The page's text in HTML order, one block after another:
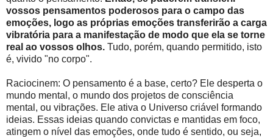
vossos pensamentos poderosos para o campo das
emoções, logo as próprias emoções transferirão a carga
vibratória para a manifestação de modo que ela se torne
real ao vossos olhos. Tudo, porém, quando permitido, isto
é, vivido "no corpo".
Raciocinem: O pensamento é a base, certo? Ele desperta o
mundo mental, o mundo dos projetos de consciência
mental, ou vibrações. Ele ativa o Universo criável formando
ideias. Essas ideias quando convictas e mantidas em foco,
atingem o nível das emoções, onde tudo é sentido, ou seja,